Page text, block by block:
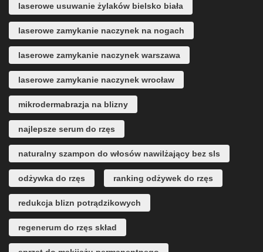
laserowe usuwanie żylaków bielsko biała
laserowe zamykanie naczynek na nogach
laserowe zamykanie naczynek warszawa
laserowe zamykanie naczynek wrocław
mikrodermabrazja na blizny
najlepsze serum do rzęs
naturalny szampon do włosów nawilżający bez sls
odżywka do rzęs ranking odżywek do rzęs
redukcja blizn potrądzikowych
regenerum do rzęs skład